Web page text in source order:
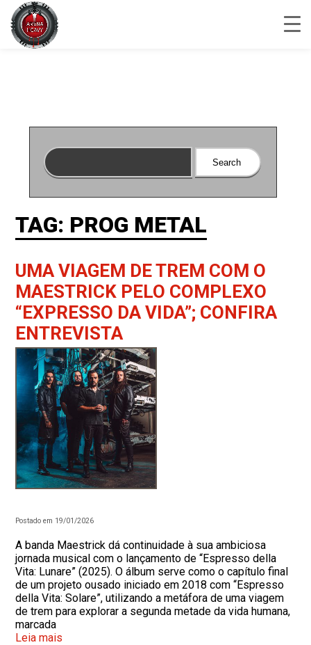
TAG: PROG METAL
UMA VIAGEM DE TREM COM O
MAESTRICK PELO COMPLEXO
“EXPRESSO DA VIDA”; CONFIRA
ENTREVISTA
Postado em 19/01/2026
A banda Maestrick dá continuidade à sua ambiciosa
jornada musical com o lançamento de “Espresso della
Vita: Lunare” (2025). O álbum serve como o capítulo final
de um projeto ousado iniciado em 2018 com “Espresso
della Vita: Solare”, utilizando a metáfora de uma viagem
de trem para explorar a segunda metade da vida humana,
marcada
Leia mais